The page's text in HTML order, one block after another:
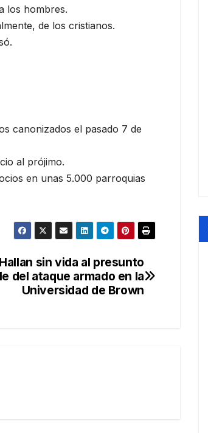
los hombres.
de los cristianos.
canonizados el pasado 7 de
al prójimo.
en unas 5.000 parroquias
sin vida al presunto
del ataque armado en la
Universidad de Brown